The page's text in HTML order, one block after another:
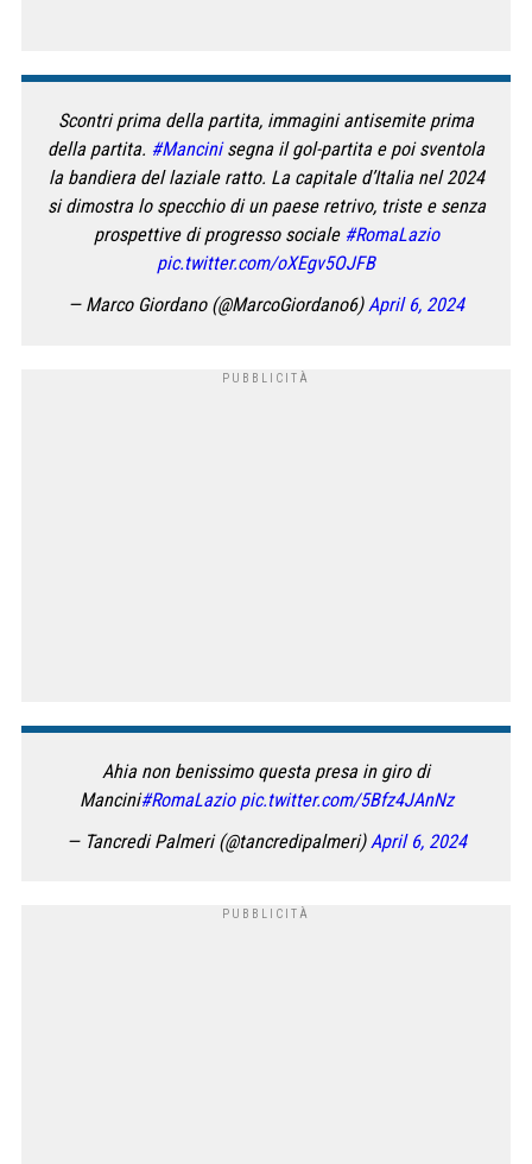
Scontri prima della partita, immagini antisemite prima
della partita. #Mancinisegna il gol-partita e poi sventola
la bandiera del laziale ratto. La capitale d’Italia nel 2024
si dimostra lo specchio di un paese retrivo, triste e senza
prospettive di progresso sociale #RomaLazio
pic.twitter.com/oXEgv5OJFB
— Marco Giordano (@MarcoGiordano6)April 6, 2024
Ahia non benissimo questa presa in giro di
Mancini#RomaLazio pic.twitter.com/5Bfz4JAnNz
— Tancredi Palmeri (@tancredipalmeri)April 6, 2024